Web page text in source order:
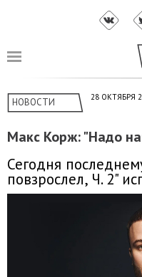
НОВОСТИ 28 ОКТЯБРЯ
Макс Корж: "Надо
Сегодня
повзрослел, Ч. 2"